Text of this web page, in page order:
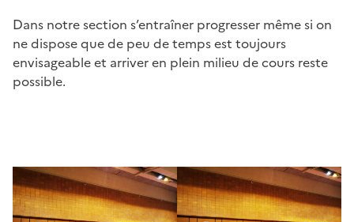
Dans notre section s’entraîner progresser même si on
ne dispose que de peu de temps est toujours
envisageable et arriver en plein milieu de cours reste
possible.